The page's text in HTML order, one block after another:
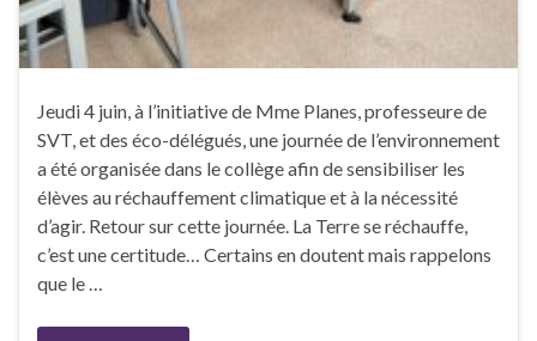
Jeudi 4 juin, à l’initiative de Mme Planes, professeure de
SVT, et des éco-délégués, une journée de l’environnement
a été organisée dans le collège afin de sensibiliser les
élèves au réchauffement climatique et à la nécessité
d’agir. Retour sur cette journée. La Terre se réchauffe,
c’est une certitude… Certains en doutent mais rappelons
que le …